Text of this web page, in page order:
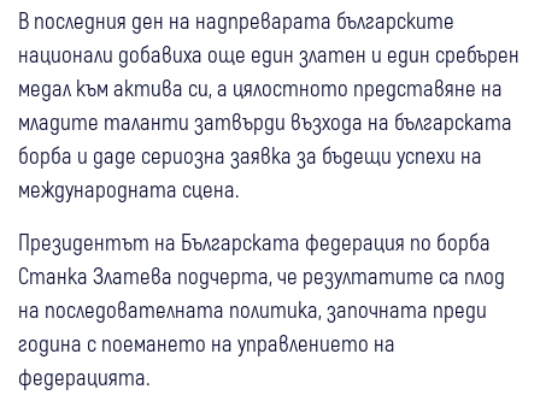
В последния ден на надпреварата българските
национали добавиха още един златен и един сребърен
медал към актива си, а цялостното представяне на
младите таланти затвърди възхода на българската
борба и даде сериозна заявка за бъдещи успехи на
международната сцена.
Президентът на Българската федерация по борба
Станка Златева подчерта, че резултатите са плод
на последователната политика, започната преди
година с поемането на управлението на
федерацията.